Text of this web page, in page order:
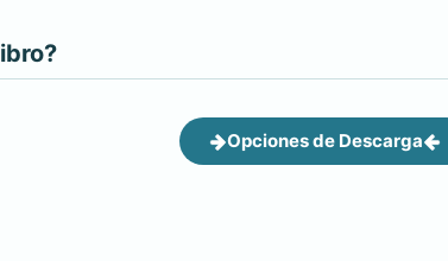
Opciones de Descarga